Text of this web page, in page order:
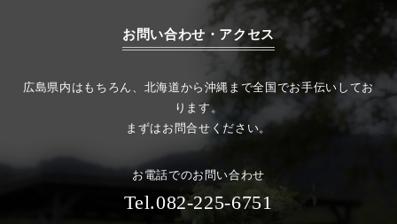
お問い合わせ・アクセス
広島県内はもちろん、北海道から沖縄まで全国でお手伝いしてお
ります。
まずはお問合せください。
お電話でのお問い合わせ
Tel.082-225-6751